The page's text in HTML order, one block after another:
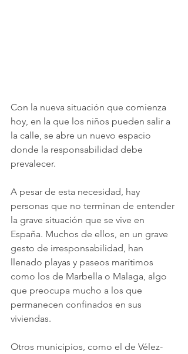
Con la nueva situación que comienza
hoy, en la que los niños pueden salir a
la calle, se abre un nuevo espacio
donde la responsabilidad debe
prevalecer.
A pesar de esta necesidad, hay
personas que no terminan de entender
la grave situación que se vive en
España. Muchos de ellos, en un grave
gesto de irresponsabilidad, han
llenado playas y paseos marítimos
como los de Marbella o Malaga, algo
que preocupa mucho a los que
permanecen confinados en sus
viviendas.
Otros municipios, como el de Vélez-